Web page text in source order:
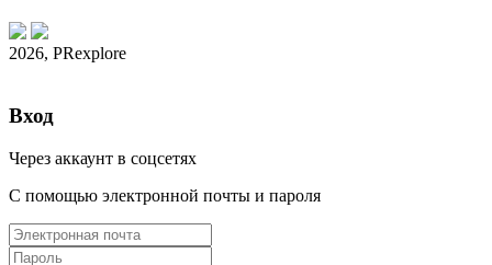
2026, PRexplore
Вход
Через аккаунт в соцсетях
С помощью электронной почты и пароля